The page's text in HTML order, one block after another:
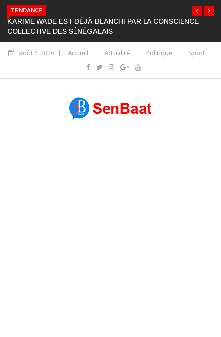
TENDANCE
KARIME WADE EST DÉJÀ BLANCHI PAR LA CONSCIENCE
COLLECTIVE DES SÉNÉGALAIS
août 6, 2026 Accueil Actualité Politique Sport